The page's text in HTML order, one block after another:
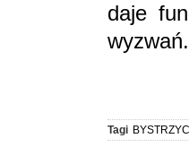
daje
wyzwań.
Tagi